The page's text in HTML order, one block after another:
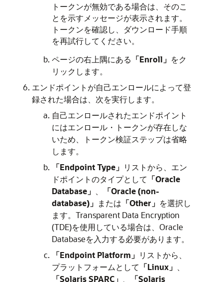
トークンが無効である場合は、そのこ
とを示すメッセージが表示されます。
トークンを確認し、ダウンロード手順
を再試行してください。
ページの右上隅にある 「Enroll」 をク
リックします。
エンドポイントが自己エンロールによって登
録された場合は、次を実行します。
自己エンロールされたエンドポイント
にはエンロール・トークンが存在しな
いため、トークン検証ステップは省略
します。
「Endpoint Type」 リストから、エン
ドポイントのタイプとして 「Oracle
Database」
「Oracle (non-
database)」 または 「Other」 を選択し
ます。Transparent Data Encryption
(TDE)を使用している場合は、Oracle
Databaseを入力する必要があります。
「Endpoint Platform」 リストから、
プラットフォームとして 「Linux」
「Solaris SPARC」
「Solaris